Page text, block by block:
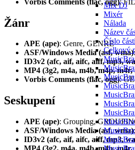
Mix DJ
Mixér
Nálada
Název
Číslo části
Celkový
Žánr
APE (ape): Genre, GENRE
ASF/Windows Media (asf, wma)
ID3v2 (afc, aif, aifc, aiff, mp3,
MP4 (3g2, m4a, m4b, m4p, m4r,
Vorbis Comments (flac, ogg):
Seskupení
APE (ape): Grouping,
ASF/Windows Media (asf, wma)
ID3v2 (afc, aif, aifc, aiff, mp3,